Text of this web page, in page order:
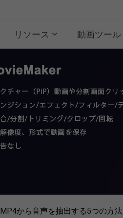
リソース 動画ツール
MP4から音声を抽出する5つの方法